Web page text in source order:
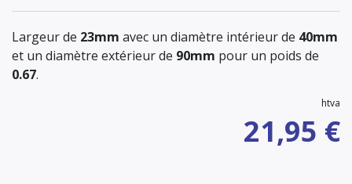
Largeur de 23mm avec un diamètre intérieur de 40mm
et un diamètre extérieur de 90mm pour un poids de
0.67.
htva
21,95 €